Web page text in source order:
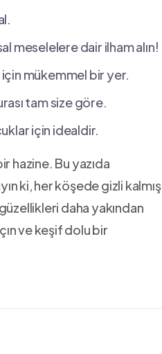
meselelere dair ‍ilham alın!
mükemmel bir yer.
⁣tam size göre.
⁢için‍ idealdir.
Bu yazıda
ki, her ⁣köşede ​gizli ‍kalmış
daha yakından
ve‍ keşif dolu bir